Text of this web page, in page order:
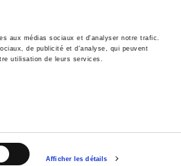
aux médias sociaux et d'analyser notre trafic.
de publicité et d'analyse, qui peuvent
utilisation de leurs services.
Afficher les détails
Politics